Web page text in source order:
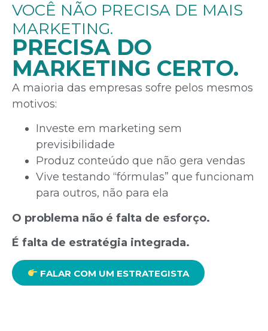
VOCÊ NÃO PRECISA DE MAIS
MARKETING.
PRECISA DO
MARKETING CERTO.
A maioria das empresas sofre pelos mesmos
motivos:
Investe em marketing sem
previsibilidade
Produz conteúdo que não gera vendas
Vive testando “fórmulas” que funcionam
para outros, não para ela
O problema não é falta de esforço.
É falta de estratégia integrada.
FALAR COM UM ESTRATEGISTA